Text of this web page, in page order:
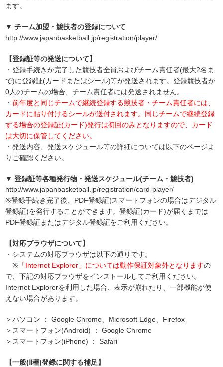
ます。
▼ チーム加盟・競技者の登録について
http://www.japanbasketball.jp/registration/player/
【登録証等の発送について】
・登録手続きが完了した競技者全員およびチーム責任者(最大2名ま
で)に登録証(カードまたはシール)等が発送されます。登録競技者が
0人のチームの場合、チーム責任者には発送されません。
・前年度と同じチームで継続登録する競技者・チーム責任者には、
カードに貼り付けるシールが送付されます。同じチームで継続登録
する場合の登録証(カード)発行は初回のみとなりますので、カード
は大切に保管してください。
・発送内容、発送スケジュール等の詳細については以下のページよ
りご確認ください。
▼ 登録証等各種発行物・発送スケジュール(チーム・競技者)
http://www.japanbasketball.jp/registration/card-player/
※登録手続き完了後、PDF登録証(スマートフォンの場合はデジタル
登録証)を発行することができます。登録証(カード)が届くまでは
PDF登録証またはデジタル登録証をご利用ください。
【対応ブラウザについて】
・システムの対応ブラウザは以下の通りです。
※ 「Internet Explorer」については動作保証対象外となりますの
で、下記の対応ブラウザをインストールしてご利用ください。
Internet Explorerを利用した場合、表示が崩れたり、一部機能が使
えない場合があります。
＞パソコン ： Google Chrome、Microsoft Edge、Firefox
＞スマートフォン(Android) ： Google Chrome
＞スマートフォン(iPhone) ： Safari
【一般(Ⅱ種)登録に関する補足】